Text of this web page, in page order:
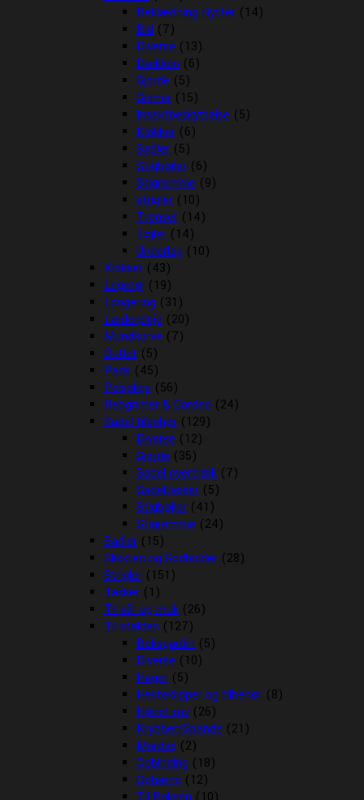
Beklædning Rytter (14)
Bid (7)
Diverse (13)
Dækken (6)
Gjorde (5)
Grimer (15)
Insektbeskyttelse (5)
Klokker (6)
Sadler (5)
Stigbøjler (6)
Stigremme (9)
strigler (10)
Trenser (14)
Tøjler (14)
Underlag (10)
Klokker (43)
Legetøj (19)
Longering (31)
Læderpleje (20)
Mundkurve (7)
Outlet (5)
Pads (45)
Pelspleje (56)
Rebgrimer & Cordeo (24)
Sadel tilbehør (129)
Diverse (12)
Gjorde (35)
Sadel overtræk (7)
Sadeltasker (5)
Stigbøjler (41)
Stigremme (24)
Sadler (15)
Sliksten og Godbidder (28)
Strigler (151)
Tasker (1)
Til sår og muk (26)
Til stalden (127)
Boksgardin (5)
Diverse (10)
Hager (5)
Hesteklipper og tilbehør (8)
Hønet mv (26)
Krybber/Spande (21)
Mordax (2)
Opbinding (18)
Ophæng (12)